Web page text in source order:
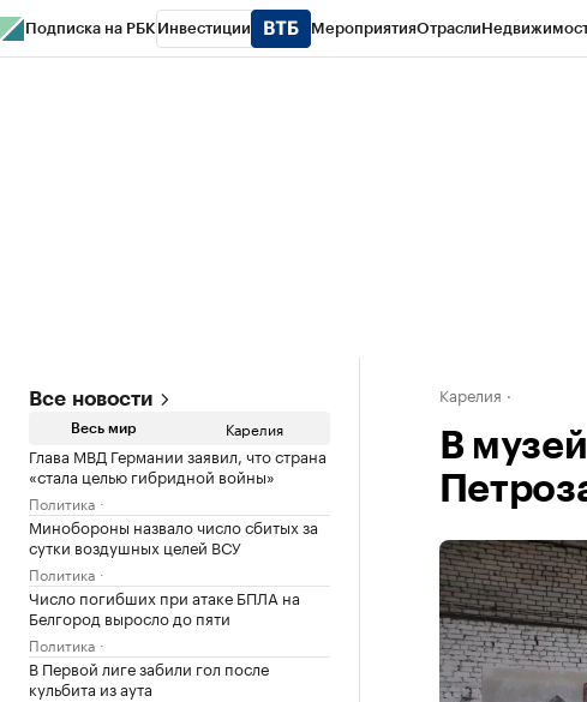
Подписка на РБК Инвестиции МероприятияОтрасли
Все новости
Весь мир Карелия
Глава МВД Германии заявил, что страна
«стала целью гибридной войны»
Политика
Минобороны назвало число сбитых за
сутки воздушных целей ВСУ
Политика
Число погибших при атаке БПЛА на
Белгород выросло до пяти
Политика
В Первой лиге забили гол после
кульбита из аута
Карелия
В